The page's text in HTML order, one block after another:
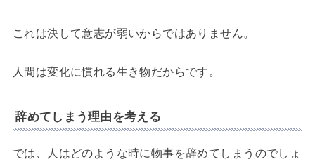
これは決して意志が弱いからではありません。
人間は変化に慣れる生き物だからです。
辞めてしまう理由を考える
では、人はどのような時に物事を辞めてしまうのでしょ